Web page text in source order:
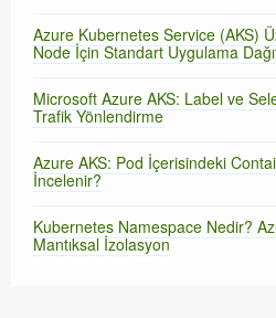
Azure Kubernetes Service (AKS)
Node İçin Standart Uygulama
Microsoft Azure AKS: Label ve
Trafik Yönlendirme
Azure AKS: Pod İçerisindeki
İncelenir?
Kubernetes Namespace Nedir?
Mantıksal İzolasyon